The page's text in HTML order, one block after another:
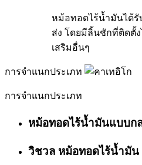
หม้อทอดไร้น้ำมันได้รั
ส่ง โดยมีลิ้นชักที่ติดตั้
เสริมอื่นๆ
การจำแนกประเภท
การจำแนกประเภท
หม้อทอดไร้น้ำมันแบบก
วิชวล หม้อทอดไร้น้ำมัน